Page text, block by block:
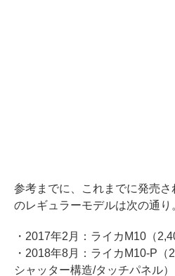
参考までに、これまでに発売
のレギュラーモデルは次の通り
・2017年2月：ライカM10（
・2018年8月：ライカM10-P
シャッター構造/タッチパネル）